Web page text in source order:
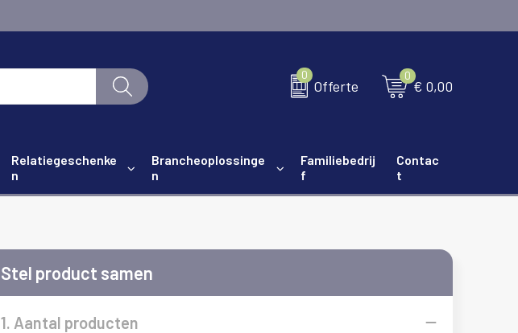
0
Offerte
0
€ 0,00
Relatiegeschenke
n
Brancheoplossinge
n
Familiebedrij
f
Contac
t
Stel product samen
1. Aantal producten